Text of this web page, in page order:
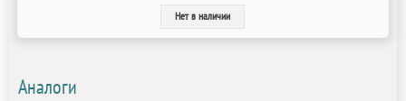
Нет в наличии
Аналоги